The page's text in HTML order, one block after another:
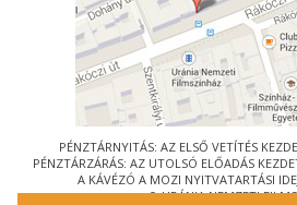
PÉNZTÁRNYITÁS: AZ ELSŐ VETÍTÉS
PÉNZTÁRZÁRÁS: AZ UTOLSÓ ELŐADÁS
A KÁVÉZÓ A MOZI NYITVATARTÁSI
© URÁNIA NEMZETI